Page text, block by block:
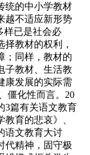
统的中小学教材
越不适应新形势
样已是社会必
教材的权利，
；同样，教材的
子教材、生活教
康发展的实际需
化性而言。20
3篇有关语文教育
育的悲哀》、
语文教育大讨
代精神，固守极